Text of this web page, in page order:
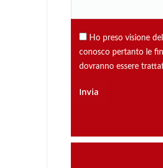
Ho preso visione
conosco pertanto le
dovranno essere